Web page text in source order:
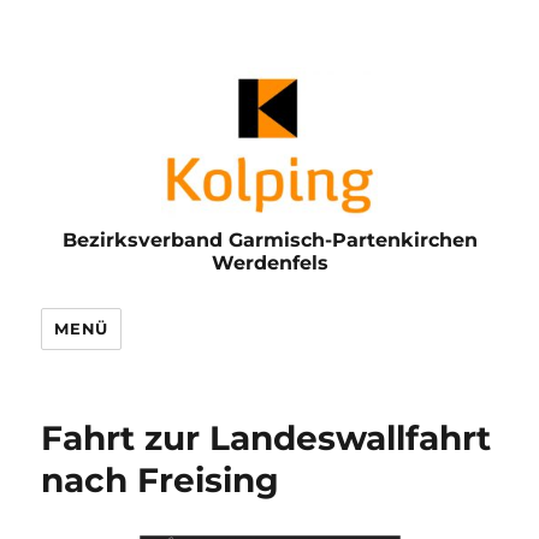
Bezirksverband Garmisch-Partenkirchen
Werdenfels
MENÜ
Fahrt zur Landeswallfahrt
nach Freising